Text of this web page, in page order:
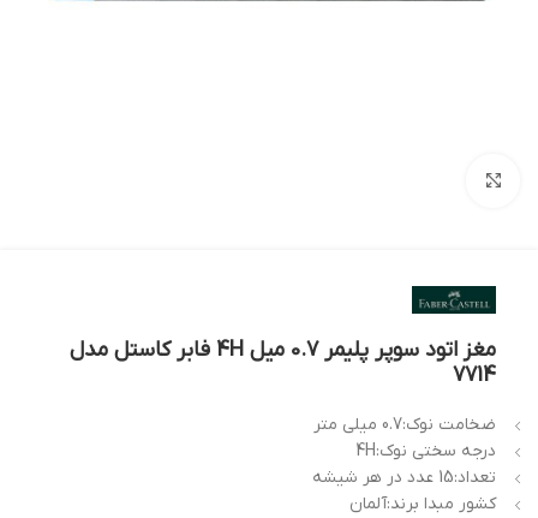
مغز اتود سوپر پلیمر 0.7 میل 4H فابر کاستل مدل
7714
ضخامت نوک:0.7 میلی متر
درجه سختی نوک:4H
تعداد:15 عدد در هر شیشه
کشور مبدا برند:آلمان